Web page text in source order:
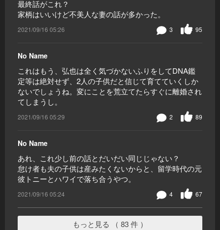
最終話がこれ？
家柄はいいけど不美人な妻の話が多かった。
2021/09/16 05:26 95
3
No Name
これはもう、弘也は全く気づかないふりをしてDNA鑑
定等は絶対せず、2人の子供だと信じて育てていくしか
ないでしょうね。変にことを荒立てたらすぐに離婚され
てしまうし。
2021/09/16 05:29 89
2
No Name
あれ、これ少し前の話とだいだい同じじゃない？
怠け者も夫の子供は産みたくないからと、留学時代の元
彼トニーとハワイで落ち合うやつ。
2021/09/16 05:24 67
4
もっと見る （ 83 件 ）